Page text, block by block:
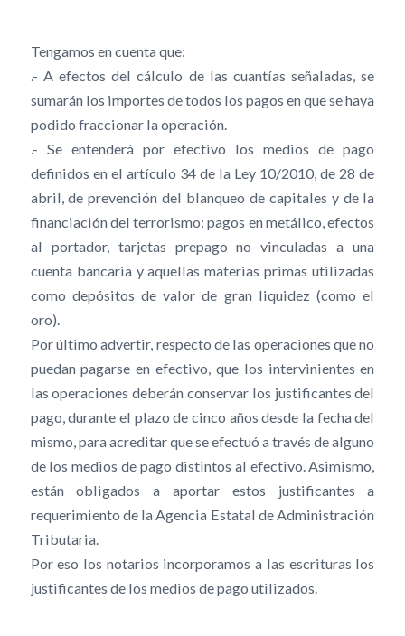
Tengamos en cuenta que:
.- A efectos del cálculo de las cuantías señaladas, se
sumarán los importes de todos los pagos en que se haya
podido fraccionar la operación.
.- Se entenderá por efectivo los medios de pago
definidos en el artículo 34 de la Ley 10/2010, de 28 de
abril, de prevención del blanqueo de capitales y de la
financiación del terrorismo: pagos en metálico, efectos
al portador, tarjetas prepago no vinculadas a una
cuenta bancaria y aquellas materias primas utilizadas
como depósitos de valor de gran liquidez (como el
oro).
Por último advertir, respecto de las operaciones que no
puedan pagarse en efectivo, que los intervinientes en
las operaciones deberán conservar los justificantes del
pago, durante el plazo de cinco años desde la fecha del
mismo, para acreditar que se efectuó a través de alguno
de los medios de pago distintos al efectivo. Asimismo,
están obligados a aportar estos justificantes a
requerimiento de la Agencia Estatal de Administración
Tributaria.
Por eso los notarios incorporamos a las escrituras los
justificantes de los medios de pago utilizados.